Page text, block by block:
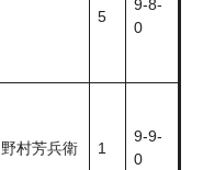
5
9-8-
0
野村芳兵衛 1
9-9-
0